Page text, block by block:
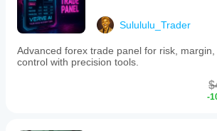
Sulululu_Trader
Advanced forex trade panel for risk,
control with precision tools.
-